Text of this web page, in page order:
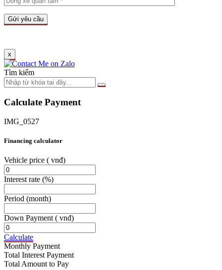
x
Tìm kiếm
Calculate Payment
IMG_0527
Financing calculator
Vehicle price ( vnđ)
Interest rate (%)
Period (month)
Down Payment ( vnđ)
Calculate
Monthly Payment
Total Interest Payment
Total Amount to Pay